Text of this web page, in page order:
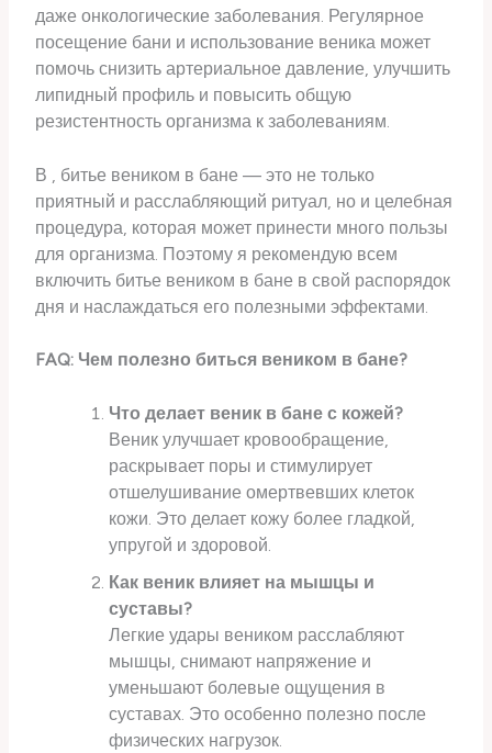
даже онкологические заболевания. Регулярное
посещение бани и использование веника может
помочь снизить артериальное давление, улучшить
липидный профиль и повысить общую
резистентность организма к заболеваниям.
В , битье веником в бане — это не только
приятный и расслабляющий ритуал, но и целебная
процедура, которая может принести много пользы
для организма. Поэтому я рекомендую всем
включить битье веником в бане в свой распорядок
дня и наслаждаться его полезными эффектами.
FAQ: Чем полезно биться веником в бане?
Что делает веник в бане с кожей?
Веник улучшает кровообращение,
раскрывает поры и стимулирует
отшелушивание омертвевших клеток
кожи. Это делает кожу более гладкой,
упругой и здоровой.
Как веник влияет на мышцы и
суставы?
Легкие удары веником расслабляют
мышцы, снимают напряжение и
уменьшают болевые ощущения в
суставах. Это особенно полезно после
физических нагрузок.